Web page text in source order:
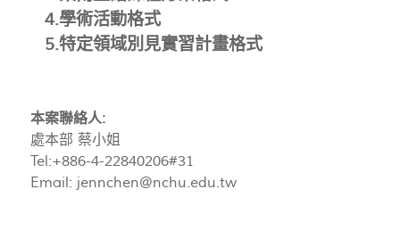
4.學術活動格式
5.特定領域別見實習計畫格式
本案聯絡人:
處本部 蔡小姐
Tel:+886-4-22840206#31
Email: jennchen@nchu.edu.tw